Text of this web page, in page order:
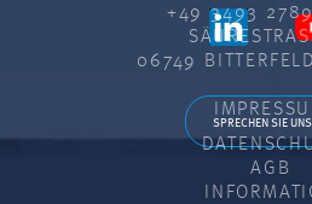
SPRECHEN SIE
+49 3493
06749
AGB